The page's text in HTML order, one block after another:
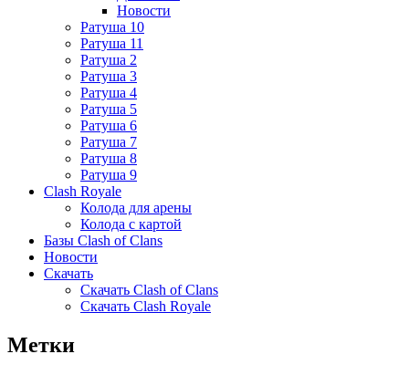
Новости
Ратуша 10
Ратуша 11
Ратуша 2
Ратуша 3
Ратуша 4
Ратуша 5
Ратуша 6
Ратуша 7
Ратуша 8
Ратуша 9
Clash Royale
Колода для арены
Колода с картой
Базы Clash of Clans
Новости
Скачать
Скачать Clash of Clans
Скачать Clash Royale
Метки